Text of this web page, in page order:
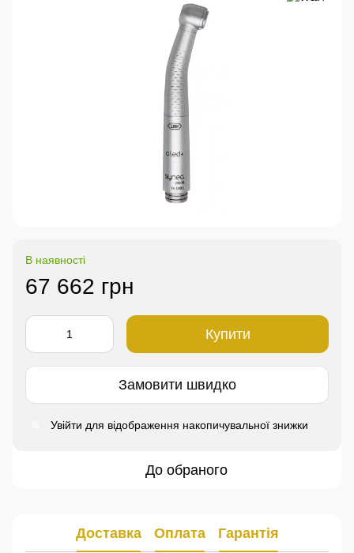
В наявності
67 662 грн
Купити
Замовити швидко
Увійти для відображення накопичувальної знижки
До обраного
Доставка Оплата Гарантія